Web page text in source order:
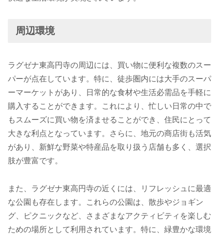
周辺環境
ラグゼナ東高円寺の周辺には、買い物に便利な複数のスー
パーが点在しています。特に、徒歩圏内には大手のスーパ
ーマーケットがあり、日常的な食材や生活必需品を手軽に
購入することができます。これにより、忙しい日常の中で
もスムーズに買い物を済ませることができ、住民にとって
大きな利点となっています。さらに、地元の商店街も活気
があり、新鮮な野菜や特産品を取り扱う店舗も多く、選択
肢が豊富です。
また、ラグゼナ東高円寺の近くには、リフレッシュに最適
な公園も存在します。これらの公園は、散歩やジョギン
グ、ピクニックなど、さまざまなアクティビティを楽しむ
ための場所として利用されています。特に、緑豊かな環境